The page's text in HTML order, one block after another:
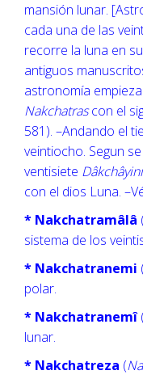
mansión lunar.
cada una de las
recorre la luna en
antiguos
astronomía
Nakchatrascon el
581). –Andando el
veintiocho. Segun
ventisiete
con el dios Luna.
* Nakchatramâlâ
sistema de los
* Nakchatranemi
polar.
* Nakchatranemî
lunar.
* Nakchatreza (